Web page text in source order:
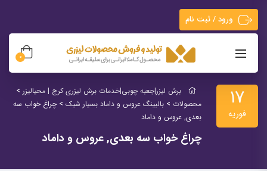
ورود / ثبت نام
0
17
فوریه
برش لیزر|جعبه چوبی|خدمات برش لیزری کرج | محیالیزر >
محصولات > بالبینگ عروس و داماد بسیار شیک > چراغ خواب سه
بعدی, عروس و داماد
چراغ خواب سه بعدی, عروس و داماد